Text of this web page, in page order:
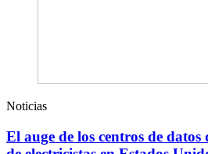
Noticias
El auge de los centros de